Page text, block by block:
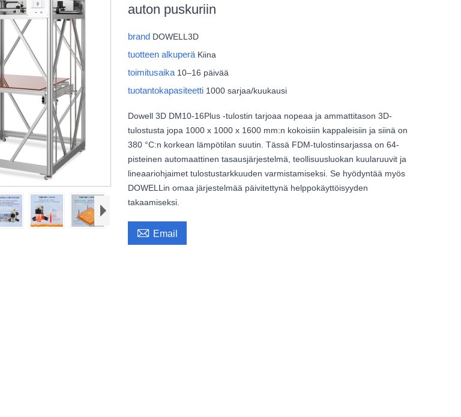
auton puskuriin
brand DOWELL3D
tuotteen alkuperä Kiina
toimitusaika 10–16 päivää
tuotantokapasiteetti 1000 sarjaa/kuukausi
Dowell 3D DM10-16Plus -tulostin tarjoaa nopeaa ja ammattitason 3D-
tulostusta jopa 1000 x 1000 x 1600 mm:n kokoisiin kappaleisiin ja siinä on
380 °C:n korkean lämpötilan suutin. Tässä FDM-tulostinsarjassa on 64-
pisteinen automaattinen tasausjärjestelmä, teollisuusluokan kuularuuvit ja
lineaariohjaimet tulostustarkkuuden varmistamiseksi. Se hyödyntää myös
DOWELLin omaa järjestelmää päivitettynä helppokäyttöisyyden
takaamiseksi.
 Email